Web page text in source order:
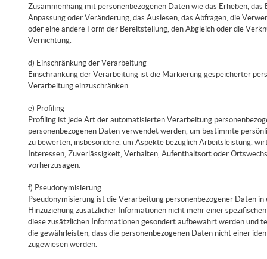
Zusammenhang mit personenbezogenen Daten wie das Erheben,
Anpassung oder Veränderung, das Auslesen, das Abfragen, die
oder eine andere Form der Bereitstellung, den Abgleich oder die
Vernichtung.
d) Einschränkung der Verarbeitung
Einschränkung der Verarbeitung ist die Markierung gespeicherter
Verarbeitung einzuschränken.
e) Profiling
Profiling ist jede Art der automatisierten Verarbeitung
personenbezogenen Daten verwendet werden, um bestimmte
zu bewerten, insbesondere, um Aspekte bezüglich Arbeitsleistung,
Interessen, Zuverlässigkeit, Verhalten, Aufenthaltsort oder
vorherzusagen.
f) Pseudonymisierung
Pseudonymisierung ist die Verarbeitung personenbezogener Daten
Hinzuziehung zusätzlicher Informationen nicht mehr einer
diese zusätzlichen Informationen gesondert aufbewahrt werden und
die gewährleisten, dass die personenbezogenen Daten nicht einer
zugewiesen werden.